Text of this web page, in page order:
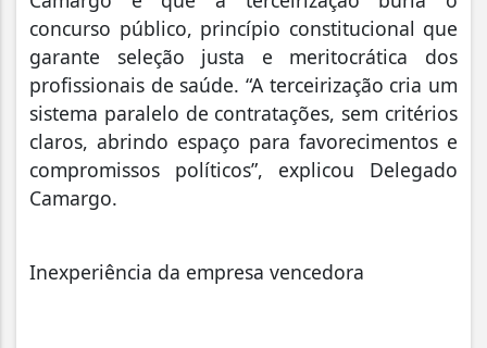
concurso público, princípio constitucional que
garante seleção justa e meritocrática dos
profissionais de saúde. “A terceirização cria um
sistema paralelo de contratações, sem critérios
claros, abrindo espaço para favorecimentos e
compromissos políticos”, explicou Delegado
Camargo.
Inexperiência da empresa vencedora